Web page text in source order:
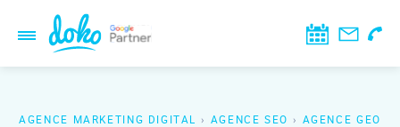
AGENCE MARKETING DIGITAL › AGENCE SEO › AGENCE GEO